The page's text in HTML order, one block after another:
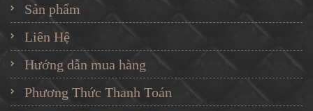
Sản phẩm
Liên Hệ
Hướng dẫn mua hàng
Phương Thức Thanh Toán